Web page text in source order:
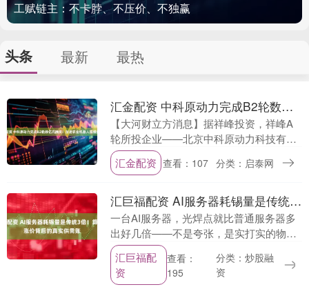
工赋链主：不卡脖、不压价、不独赢
头条 最新 最热
汇金配资 中科原动力完成B2轮数亿元融资！加速农业机器人规模化应用
【大河财立方消息】据祥峰投资，祥峰A
轮所投企业——北京中科原动力科技有限
公司（以下简称“中科原动力”）完成B2轮
数亿元融资。本轮融资将主要用于新能源
汇金配资 查看：107 分类：启泰网
汇巨福配资 AI服务器耗锡量是传统3倍！算力金属涨价背后的真实供需账
一台AI服务器，光焊点就比普通服务器多
出好几倍——不是夸张，是实打实的物理
现实。锡这玩意儿，过去大家只觉得它在
易拉罐、焊锡丝里打打酱油；现在倒好，
成了芯片堆叠、....
汇巨福配
资
查看：
195
分类：炒股融
资